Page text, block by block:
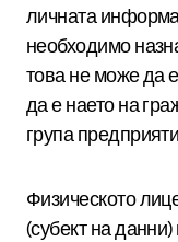
личната
необходимо
това не може да
да е наето на
група
Физическото
(субект на